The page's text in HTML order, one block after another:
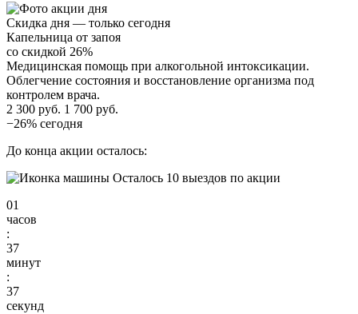
Скидка дня — только сегодня
Капельница от запоя
со скидкой 26%
Медицинская помощь при алкогольной интоксикации.
Облегчение состояния и восстановление организма под
контролем врача.
2 300 руб. 1 700 руб.
−26% сегодня
До конца акции осталось:
Осталось 10 выездов по акции
01
часов
:
37
минут
:
36
секунд